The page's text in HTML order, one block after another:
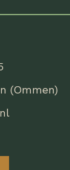
(Ommen)